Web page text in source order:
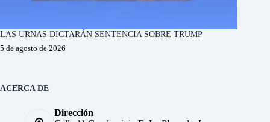
LAS URNAS DICTARÁN SENTENCIA SOBRE TRUMP
5 de agosto de 2026
ACERCA DE
Dirección